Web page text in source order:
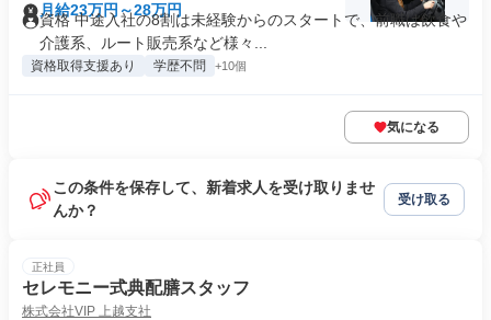
月給23万円～28万円
資格 中途入社の8割は未経験からのスタートで、前職は飲食や
介護系、ルート販売系など様々...
資格取得支援あり 学歴不問 +10個
気になる
この条件を保存して、新着求人を受け取りませ
んか？
受け取る
正社員
セレモニー式典配膳スタッフ
株式会社VIP 上越支社